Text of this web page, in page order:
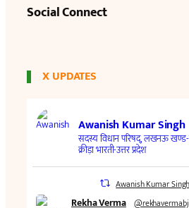
Social Connect
X UPDATES